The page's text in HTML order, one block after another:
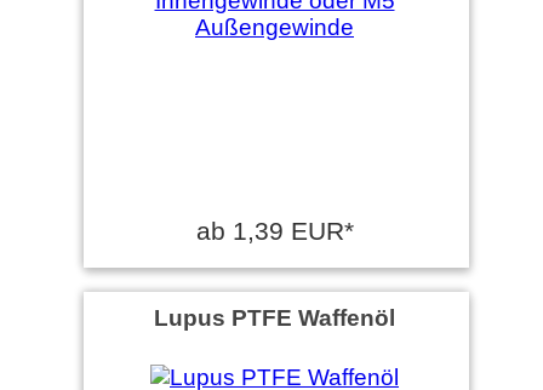
ab 1,39 EUR*
Lupus PTFE Waffenöl